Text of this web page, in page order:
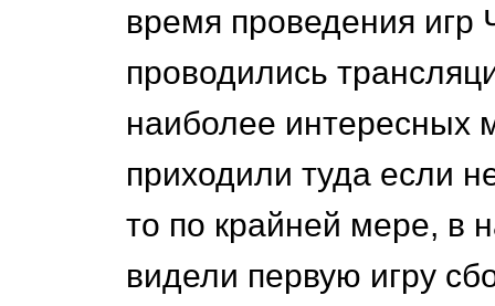
время проведения игр
проводились
наиболее интересных
приходили туда если
то по крайней мере, в
видели первую игру